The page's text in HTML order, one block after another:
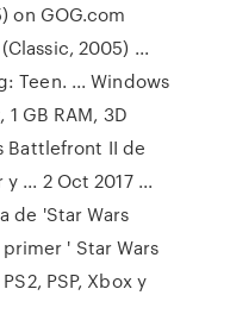
on GOG.com
2005) ...
Teen. ... Windows
1 GB RAM, 3D
Battlefront II de
... 2 Oct 2017 ...
de 'Star Wars
' Star Wars
PSP, Xbox y